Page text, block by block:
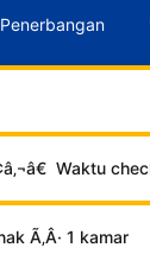
Penerbangan
Waktu
Ã‚Â· 1 kamar